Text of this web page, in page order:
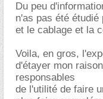
Du peu
n'as pas été
et le cablage et la
Voila, en gros,
d'étayer mon
responsables
de l'utilité de faire